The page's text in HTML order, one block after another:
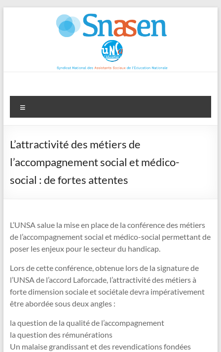
L’attractivité des métiers de
l’accompagnement social et médico-
social : de fortes attentes
L’UNSA salue la mise en place de la conférence des métiers
de l’accompagnement social et médico-social permettant de
poser les enjeux pour le secteur du handicap.
Lors de cette conférence, obtenue lors de la signature de
l’UNSA de l’accord Laforcade, l’attractivité des métiers à
forte dimension sociale et sociétale devra impérativement
être abordée sous deux angles :
la question de la qualité de l’accompagnement
la question des rémunérations
Un malaise grandissant et des revendications fondées